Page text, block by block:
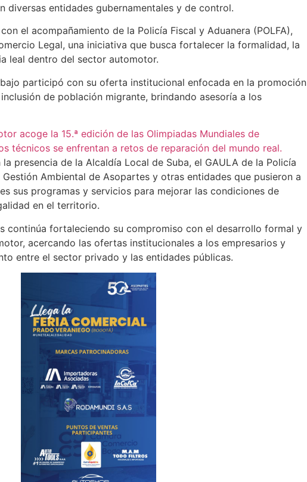
diversas entidades gubernamentales y de control.
el acompañamiento de la Policía Fiscal y Aduanera (POLFA),
Legal, una iniciativa que busca fortalecer la formalidad, la
leal dentro del sector automotor.
participó con su oferta institucional enfocada en la promoción
de población migrante, brindando asesoría a los
acoge la 15.ª edición de las Olimpiadas Mundiales de
técnicos se enfrentan a retos de reparación del mundo real.
presencia de la Alcaldía Local de Suba, el GAULA de la Policía
Ambiental de Asopartes y otras entidades que pusieron a
sus programas y servicios para mejorar las condiciones de
en el territorio.
continúa fortaleciendo su compromiso con el desarrollo formal y
acercando las ofertas institucionales a los empresarios y
entre el sector privado y las entidades públicas.